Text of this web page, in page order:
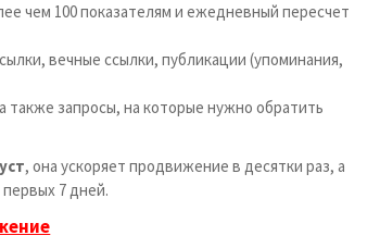
чем 100 показателям и ежедневный пересчет
вечные ссылки, публикации (упоминания,
также запросы, на которые нужно обратить
, она ускоряет продвижение в десятки раз, а
7 дней.